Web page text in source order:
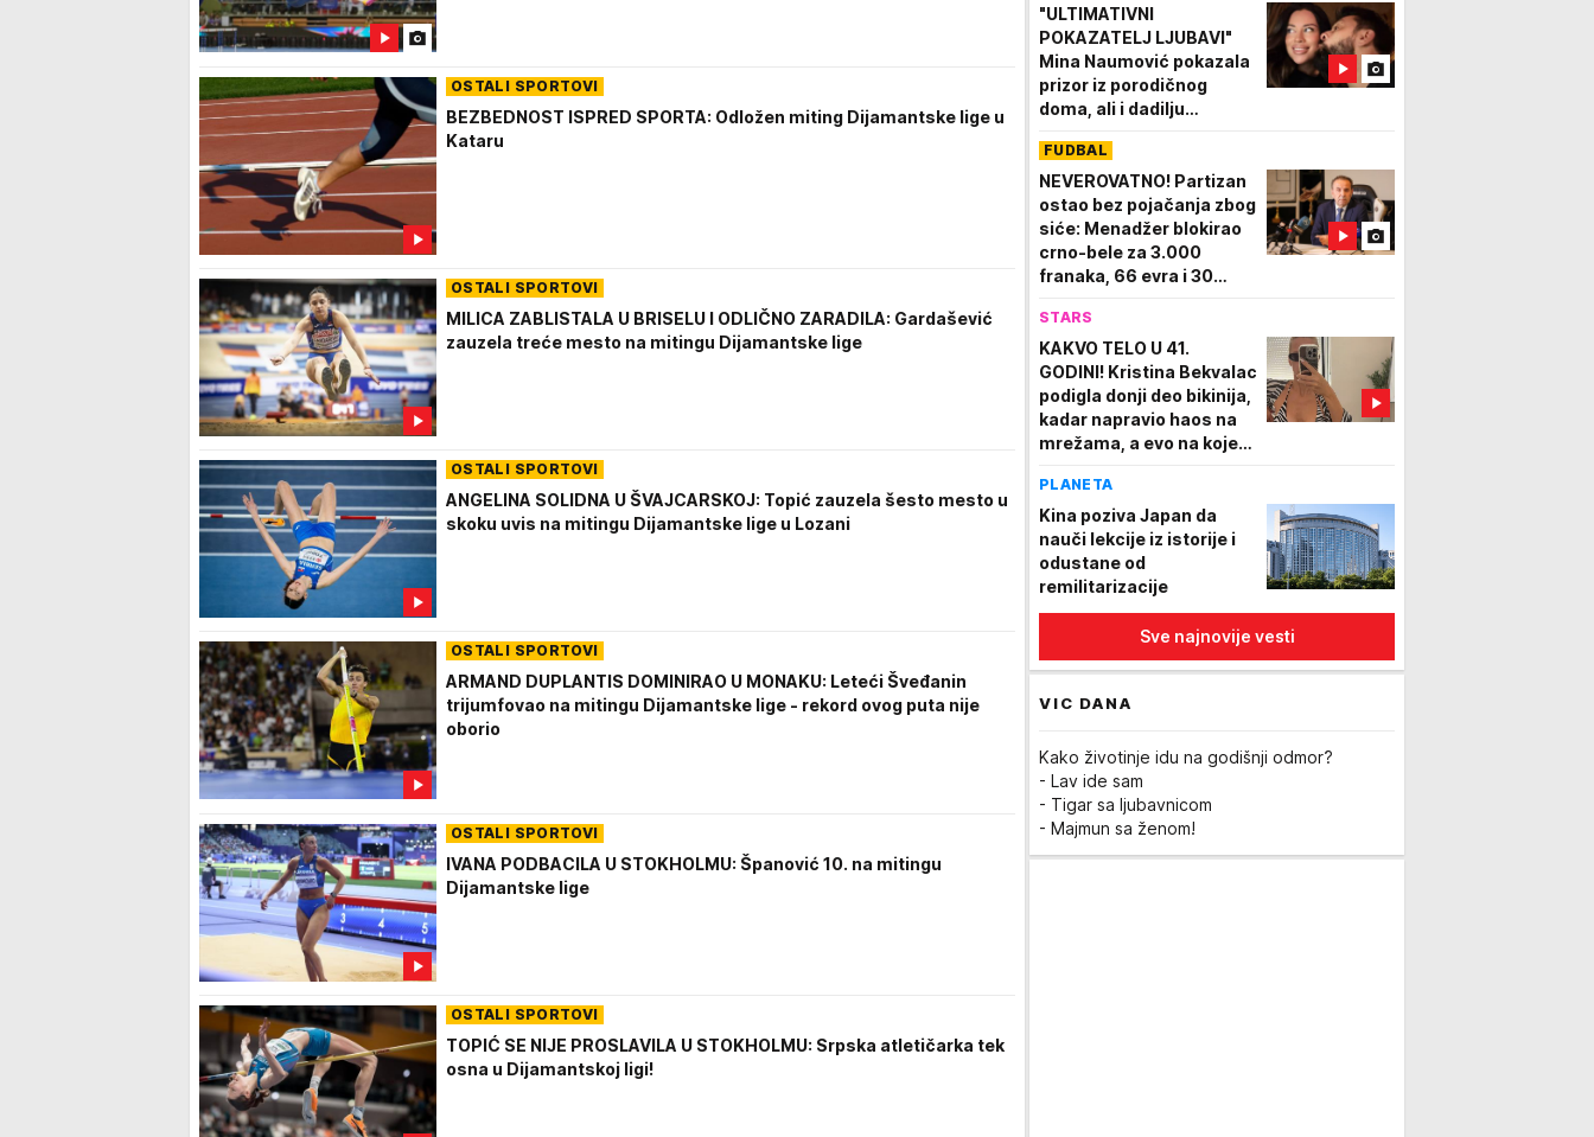
OSTALI SPORTOVI
BEZBEDNOST ISPRED SPORTA: Odložen miting Dijamantske lige u
Kataru
OSTALI SPORTOVI
MILICA ZABLISTALA U BRISELU I ODLIČNO ZARADILA: Gardašević
zauzela treće mesto na mitingu Dijamantske lige
OSTALI SPORTOVI
ANGELINA SOLIDNA U ŠVAJCARSKOJ: Topić zauzela šesto mesto u
skoku uvis na mitingu Dijamantske lige u Lozani
OSTALI SPORTOVI
ARMAND DUPLANTIS DOMINIRAO U MONAKU: Leteći Šveđanin
trijumfovao na mitingu Dijamantske lige - rekord ovog puta nije
oborio
OSTALI SPORTOVI
IVANA PODBACILA U STOKHOLMU: Španović 10. na mitingu
Dijamantske lige
OSTALI SPORTOVI
TOPIĆ SE NIJE PROSLAVILA U STOKHOLMU: Srpska atletičarka tek
osna u Dijamantskoj ligi!
"ULTIMATIVNI
POKAZATELJ LJUBAVI"
Mina Naumović pokazala
prizor iz porodičnog
doma, ali i dadilju
planu (FOTO)
FUDBAL
NEVEROVATNO! Partizan
ostao bez pojačanja zbog
siće: Menadžer blokirao
crno-bele za 3.000
franaka, 66 evra i 30
STARS
KAKVO TELO U 41.
GODINI! Kristina Bekvalac
podigla donji deo bikinija,
kadar napravio haos na
mrežama, a evo na kojem
(VIDEO)
PLANETA
Kina poziva Japan da
nauči lekcije iz istorije i
odustane od
remilitarizacije
Sve najnovije vesti
VIC DANA
Kako životinje idu na godišnji odmor?
- Lav ide sam
- Tigar sa ljubavnicom
- Majmun sa ženom!